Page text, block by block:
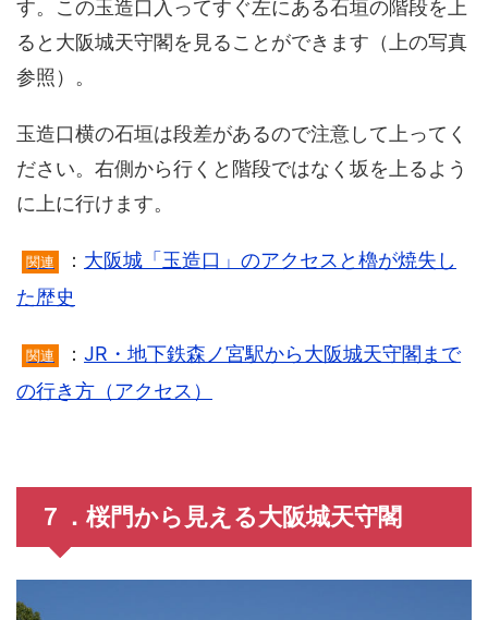
す。この玉造口入ってすぐ左にある石垣の階段を上
ると大阪城天守閣を見ることができます（上の写真
参照）。
玉造口横の石垣は段差があるので注意して上ってく
ださい。右側から行くと階段ではなく坂を上るよう
に上に行けます。
関連 ： 大阪城「玉造口」のアクセスと櫓が焼失し
た歴史
関連 ： JR・地下鉄森ノ宮駅から大阪城天守閣まで
の行き方（アクセス）
７．桜門から見える大阪城天守閣